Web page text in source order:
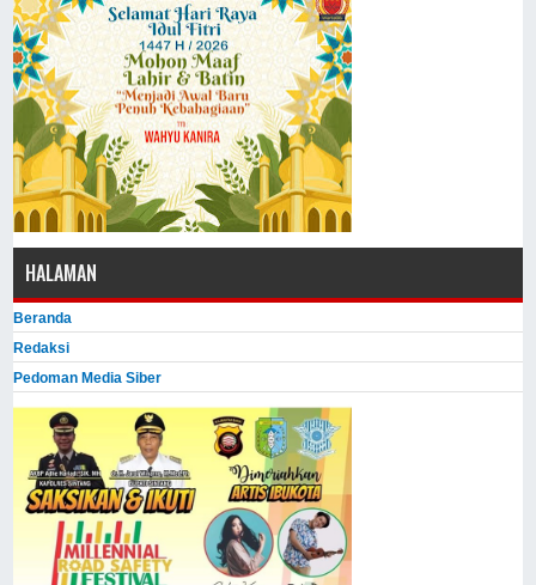
HALAMAN
Beranda
Redaksi
Pedoman Media Siber